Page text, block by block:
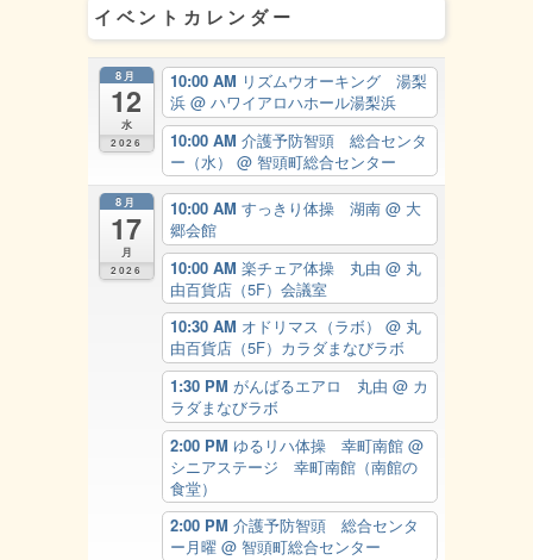
イベントカレンダー
8月
12
水
2026
10:00 AM リズムウオーキング 湯梨
浜 @ ハワイアロハホール湯梨浜
10:00 AM 介護予防智頭 総合センタ
ー（水） @ 智頭町総合センター
8月
17
月
2026
10:00 AM すっきり体操 湖南 @ 大
郷会館
10:00 AM 楽チェア体操 丸由 @ 丸
由百貨店（5F）会議室
10:30 AM オドリマス（ラボ） @ 丸
由百貨店（5F）カラダまなびラボ
1:30 PM がんばるエアロ 丸由 @ カ
ラダまなびラボ
2:00 PM ゆるリハ体操 幸町南館 @
シニアステージ 幸町南館（南館の
食堂）
2:00 PM 介護予防智頭 総合センタ
ー月曜 @ 智頭町総合センター